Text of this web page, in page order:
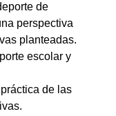
de
perspectiva
planteadas.
escolar y
de las